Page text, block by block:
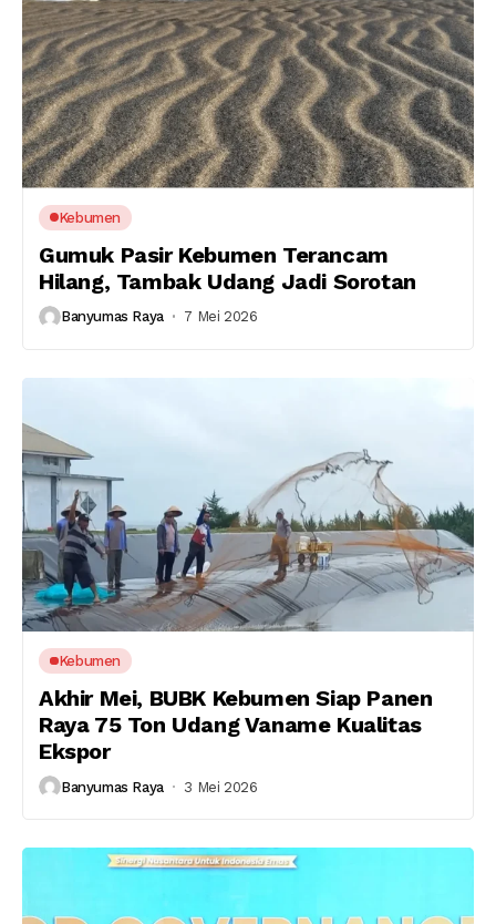
Kebumen
Gumuk Pasir Kebumen Terancam
Hilang, Tambak Udang Jadi Sorotan
Banyumas Raya 7 Mei 2026
Kebumen
Akhir Mei, BUBK Kebumen Siap Panen
Raya 75 Ton Udang Vaname Kualitas
Ekspor
Banyumas Raya 3 Mei 2026